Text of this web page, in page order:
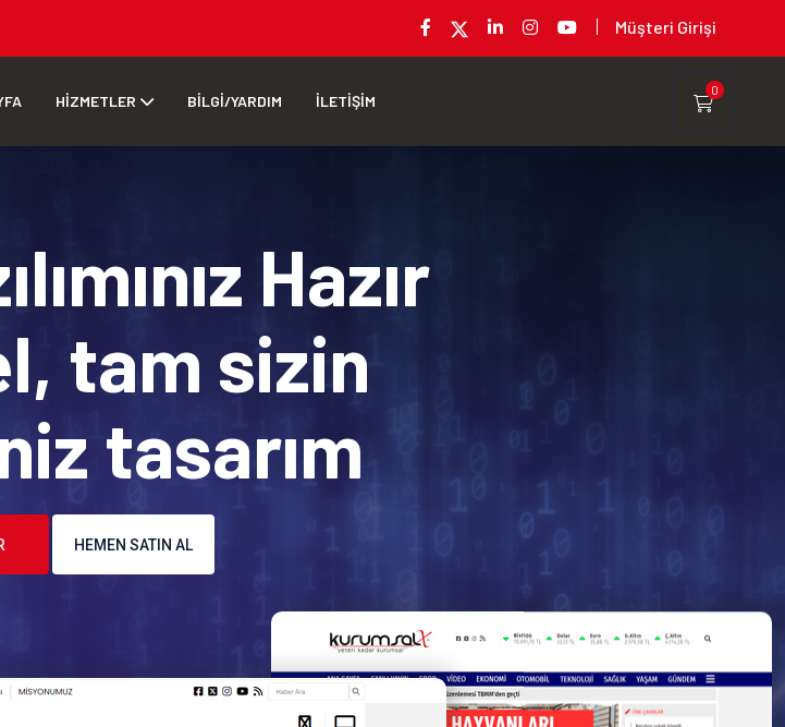
Müşteri Girişi
HİZMETLER BİLGİ/YARDIM İLETİŞİM
0
Hazır
tam sizin
tasarım
HEMEN SATIN AL